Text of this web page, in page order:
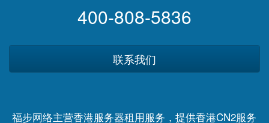
400-808-5836
联系我们
福步网络主营香港服务器租用服务，提供香港CN2服务